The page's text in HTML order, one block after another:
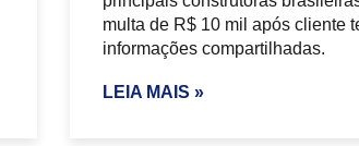
multa de R$ 10 mil após cliente
informações compartilhadas.
LEIA MAIS »